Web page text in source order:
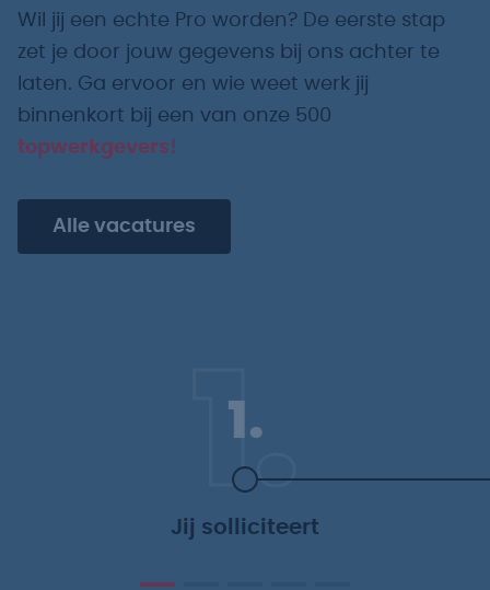
Wil jij een echte Pro worden? De eerste stap
zet je door jouw gegevens bij ons achter te
laten. Ga ervoor en wie weet werk jij
binnenkort bij een van onze 500
topwerkgevers!
Alle vacatures
1.
1.
Jij solliciteert